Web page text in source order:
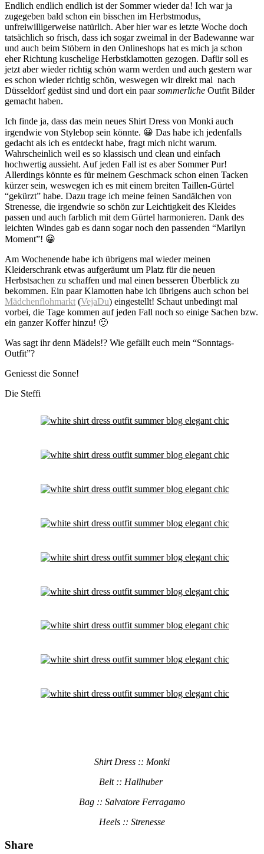
Endlich endlich endlich ist der Sommer wieder da! Ich war ja
zugegeben bald schon ein bisschen im Herbstmodus,
unfreiwilligerweise natürlich. Aber hier war es letzte Woche doch
tatsächlich so frisch, dass ich sogar zweimal in der Badewanne war
und auch beim Stöbern in den Onlineshops hat es mich ja schon
eher Richtung kuschelige Herbstklamotten gezogen. Dafür soll es
jetzt aber wieder richtig schön warm werden und auch gestern war
es schon wieder richtig schön, weswegen wir direkt mal nach
Düsseldorf gedüst sind und dort ein paarsommerliche Outfit Bilder
gemacht haben.
Ich finde ja, dass das mein neues Shirt Dress von Monki auch
irgendwie von Stylebop sein könnte. 😀 Das habe ich jedenfalls
gedacht als ich es entdeckt habe, fragt mich nicht warum.
Wahrscheinlich weil es so klassisch und clean und einfach
hochwertig aussieht. Auf jeden Fall ist es aber Sommer Pur!
Allerdings könnte es für meinem Geschmack schon einen Tacken
kürzer sein, weswegen ich es mit einem breiten Taillen-Gürtel
“gekürzt” habe. Dazu trage ich meine feinen Sandälchen von
Strenesse, die irgendwie so schön zur Leichtigkeit des Kleides
passen und auch farblich mit dem Gürtel harmonieren. Dank des
leichten Windes gab es dann sogar noch den passenden “Marilyn
Moment”! 😀
Am Wochenende habe ich übrigens mal wieder meinen
Kleiderschrank etwas aufgeräumt um Platz für die neuen
Herbstsachen zu schaffen und mal einen besseren Überblick zu
bekommen. Ein paar Klamotten habe ich übrigens auch schon bei
Mädchenflohmarkt (VejaDu) eingestellt! Schaut unbedingt mal
vorbei, die Tage kommen auf jeden Fall noch so einige Sachen bzw.
ein ganzer Koffer hinzu! 🙂
Was sagt ihr denn Mädels!? Wie gefällt euch mein “Sonntags-
Outfit”?
Geniesst die Sonne!
Die Steffi
Shirt Dress :: Monki
Belt :: Hallhuber
Bag :: Salvatore Ferragamo
Heels :: Strenesse
Share